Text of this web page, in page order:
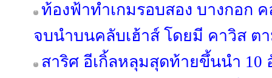
ท้องฟ้าทำเกมรอบสอง บางกอก
จบนำบนคลับเฮ้าส์ โดยมี คาวิส ต
สาริศ อีเกิ้ลหลุมสุดท้ายขึ้นนำ 10